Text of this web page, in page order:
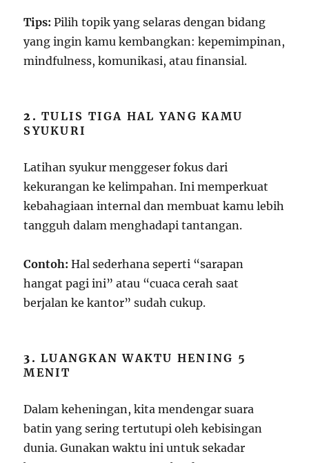
Tips: Pilih topik yang selaras dengan bidang
yang ingin kamu kembangkan: kepemimpinan,
mindfulness, komunikasi, atau finansial.
2.TULIS TIGA HAL YANG KAMU
SYUKURI
Latihan syukur menggeser fokus dari
kekurangan ke kelimpahan. Ini memperkuat
kebahagiaan internal dan membuat kamu lebih
tangguh dalam menghadapi tantangan.
Contoh: Hal sederhana seperti “sarapan
hangat pagi ini” atau “cuaca cerah saat
berjalan ke kantor” sudah cukup.
3.LUANGKAN WAKTU HENING 5
MENIT
Dalam keheningan, kita mendengar suara
batin yang sering tertutupi oleh kebisingan
dunia. Gunakan waktu ini untuk sekadar